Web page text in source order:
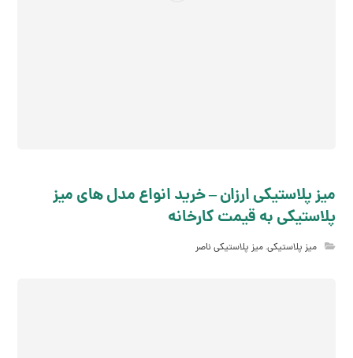
میز پلاستیکی ارزان – خرید انواع مدل های میز
پلاستیکی به قیمت کارخانه
میز پلاستیکی,میز پلاستیکی ناصر